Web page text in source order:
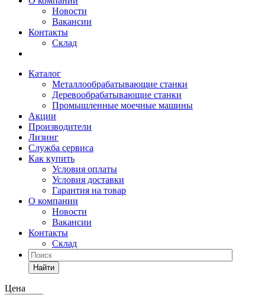
Новости
Вакансии
Контакты
Склад
Каталог
Металлообрабатывающие станки
Деревообрабатывающие станки
Промышленные моечные машины
Акции
Производители
Лизинг
Служба сервиса
Как купить
Условия оплаты
Условия доставки
Гарантия на товар
О компании
Новости
Вакансии
Контакты
Склад
Найти
Цена